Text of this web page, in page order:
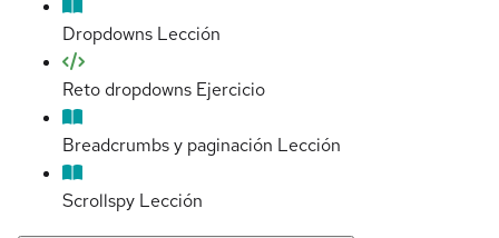
Dropdowns Lección
Reto dropdowns Ejercicio
Breadcrumbs y paginación Lección
Scrollspy Lección